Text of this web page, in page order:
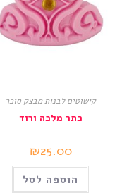
קישוטים לבנות מבצק סוכר
כתר מלכה ורוד
₪25.00
הוספה לסל